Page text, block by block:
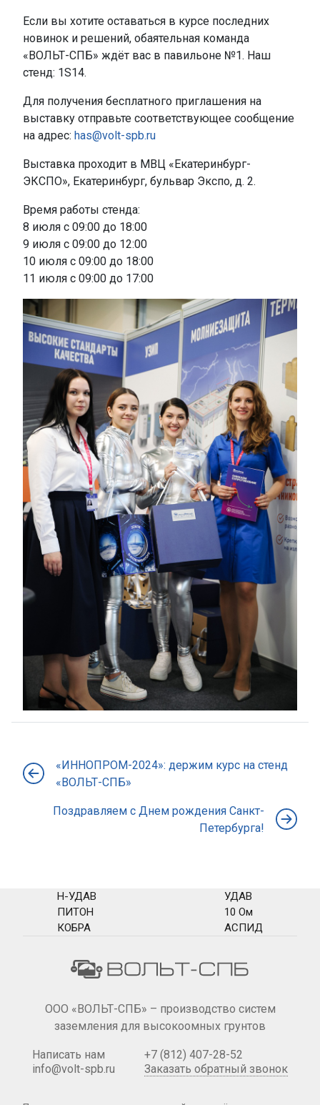
Если вы хотите оставаться в курсе последних
новинок и решений, обаятельная команда
«ВОЛЬТ-СПБ» ждёт вас в павильоне №1. Наш
стенд: 1S14.
Для получения бесплатного приглашения на
выставку отправьте соответствующее сообщение
на адрес: has@volt-spb.ru
Выставка проходит в МВЦ «Екатеринбург-
ЭКСПО», Екатеринбург, бульвар Экспо, д. 2.
Время работы стенда:
8 июля с 09:00 до 18:00
9 июля с 09:00 до 12:00
10 июля с 09:00 до 18:00
11 июля с 09:00 до 17:00
«ИННОПРОМ-2024»: держим курс на стенд
«ВОЛЬТ-СПБ»
Поздравляем с Днем рождения Санкт-
Петербурга!
Н-УДАВ
ПИТОН
КОБРА
УДАВ
10 Ом
АСПИД
ООО «ВОЛЬТ-СПБ» – производство систем
заземления для высокоомных грунтов
Написать нам
info@volt-spb.ru
+7 (812) 407-28-52
Заказать обратный звонок